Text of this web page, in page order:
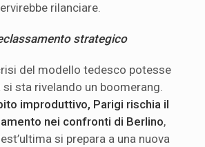
rilanciare.
strategico
del modello tedesco potesse
sta rivelando un boomerang.
improduttivo, Parigi rischia il
nei confronti di Berlino,
si prepara a una nuova